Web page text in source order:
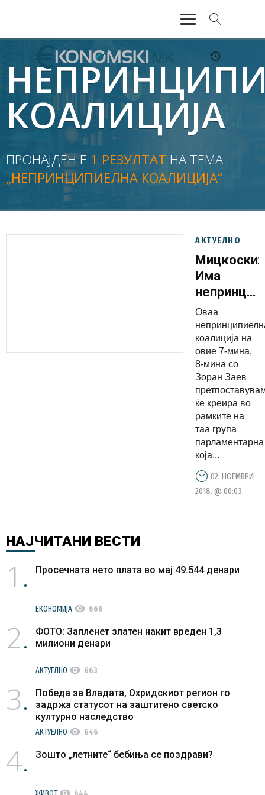
АКТУЕЛНО
ЕКОНОМИЈА
ФИНАНСИИ
БАНКАРСТВО
ЖИВОТ
МОЗАИК
КОАЛИЦИЈА
ПРОНАЈДЕН Е 1 РЕЗУЛТАТ НА ТЕМА
„НЕПРИНЦИПИЕЛНА КОАЛИЦИЈА“
АКТУЕЛНО
Мицкоски:
Има
коалиција
на 7-те
пратеници
кои
гласаа за
уставните
измени со
Зоран
Заев
Оваа
коалиција на
овие 7-мина,
8-мина со
Зоран Заев
ќе креира во
рамките на
таа група
парламентарна
која...
02. НОЕМВРИ
2018. @ 00:03
НАЈЧИТАНИ ВЕСТИ
1 Просечната нето плата во мај 49.544 денари
ЕКОНОМИЈА visibility 666
2
ФОТО: Запленет златен накит вреден 1,3
милиони денари
АКТУЕЛНО visibility 663
3
Победа за Владата, Охридскиот регион го
задржа статусот на заштитено светско
културно наследство
АКТУЕЛНО visibility 646
4 Зошто „летните“ бебиња се поздрави?